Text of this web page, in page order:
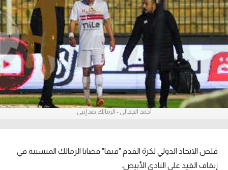
عدسات
آراء حرة
ركن الألعاب
بطولات
أمريكا 2026
الدوري الإسباني
أحمد الجفالي - الزمالك ضد إنبي
قلص الاتحاد الدولي لكرة القدم "فيفا" قضايا الزمالك المتسببة في
إيقاف القيد على النادي الأبيض.